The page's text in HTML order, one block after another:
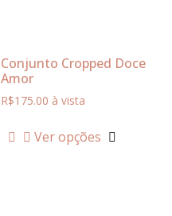
Conjunto Cropped Doce
Amor
R$175.00 à vista
Ver opções